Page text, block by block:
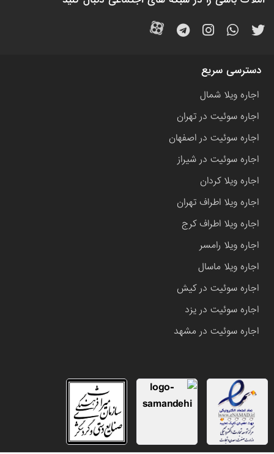
دسترسی سریع
اجاره ویلا شمال
اجاره سوئیت در تهران
اجاره سوئیت در اصفهان
اجاره سوئیت در شیراز
اجاره ویلا کردان
اجاره ویلا اطراف تهران
اجاره ویلا اطراف کرج
اجاره ویلا رامسر
اجاره ویلا ماسال
اجاره سوئیت در کیش
اجاره سوئیت در یزد
اجاره سوئیت در مشهد